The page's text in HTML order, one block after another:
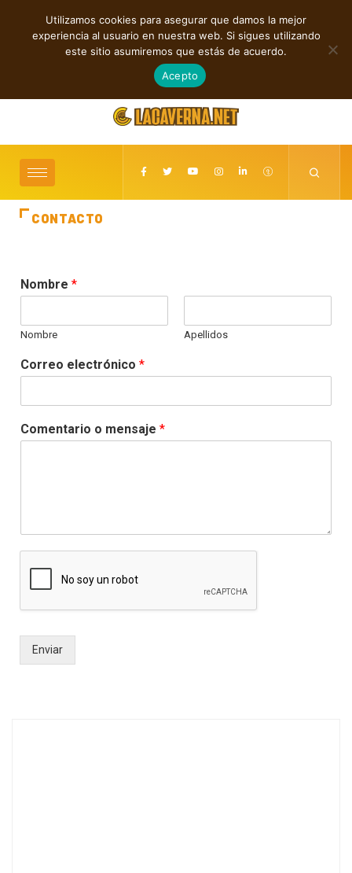
TENDENCIAS
GUMR conecta techno analógico y deep tech en Acid Freq
agosto 8, 2026
CONTACTO
Nombre *
Nombre Apellidos
Correo electrónico *
Comentario o mensaje *
Enviar
Utilizamos cookies para asegurar que damos la mejor
experiencia al usuario en nuestra web. Si sigues utilizando
este sitio asumiremos que estás de acuerdo.
Acepto